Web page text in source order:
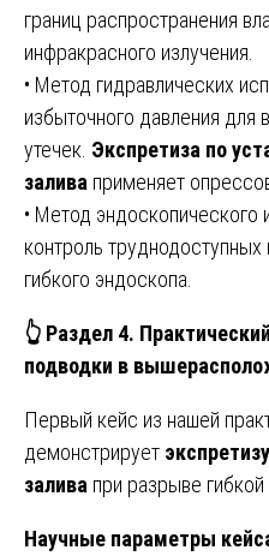
границ распространения
инфракрасного излучения.
• Метод гидравлических
избыточного давления для
утечек. Экспретиза по
залива применяет
• Метод эндоскопического
контроль
гибкого эндоскопа.
👆 Раздел 4.
подводки в
Первый кейс из нашей
демонстрирует
залива при разрыве гибкой
Научные параметры